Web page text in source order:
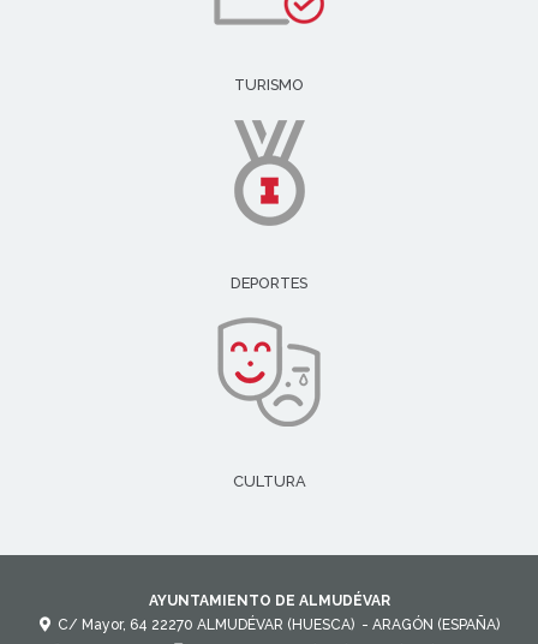
TURISMO
DEPORTES
CULTURA
AYUNTAMIENTO DE ALMUDÉVAR
C/ Mayor, 64 22270 ALMUDÉVAR (HUESCA) - ARAGÓN (ESPAÑA)